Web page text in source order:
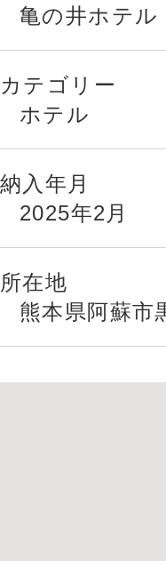
亀の井ホテル
カテゴリー
ホテル
納入年月
2025年2月
所在地
熊本県阿蘇市